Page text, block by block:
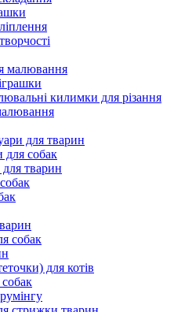
малювання
килимки для різання
для тварин
собак
тварин
собак
для котів